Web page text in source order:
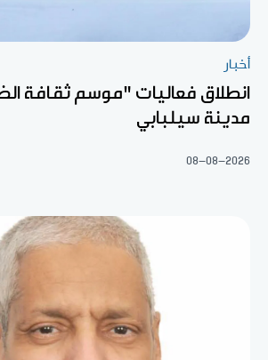
أخبار
انطلاق فعاليات "موسم ثقافة
مدينة سيلبابي
08-08-2026